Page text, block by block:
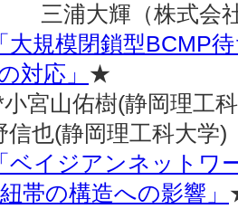
（株式会社オ
「大規模閉鎖型BCMP
対応」 ★
(静岡理工科大
信也(静岡理工科大学)
「ベイジアンネットワ
帯の構造への影響」